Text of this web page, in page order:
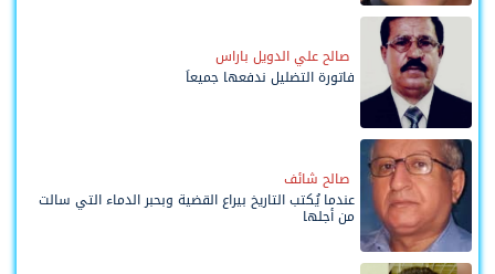
صالح علي الدويل باراس
فاتورة التضليل ندفعها جميعاً
صالح شائف
عندما يُكتب التاريخ بيراع القضية وبحبر الدماء التي سالت
من أجلها